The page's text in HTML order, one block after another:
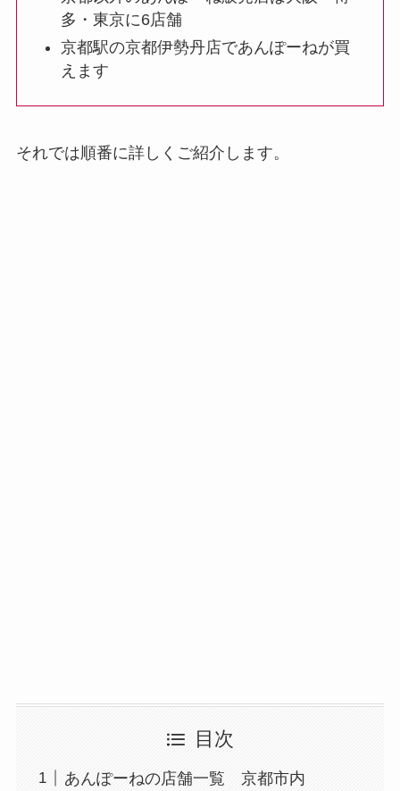
多・東京に6店舗
京都駅の京都伊勢丹店であんぽーねが買
えます
それでは順番に詳しくご紹介します。
目次
あんぽーねの店舗一覧 京都市内